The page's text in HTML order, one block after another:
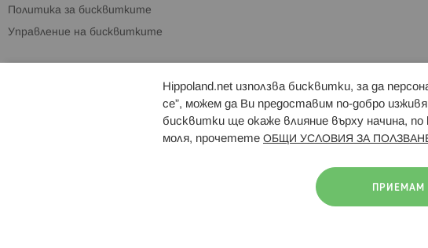
Политика за бисквитките
Управление на бисквитките
Брошури Магазини
Hippoland.net използва бисквитки, за да
се”, можем да Ви предоставим по-добро
бисквитки ще окаже влияние върху начина,
моля, прочетете ОБЩИ УСЛОВИЯ ЗА
ПРИЕМАМ